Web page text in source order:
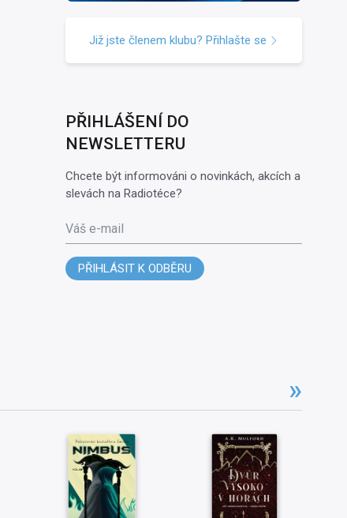
Již jste členem klubu? Přihlašte se
PŘIHLÁŠENÍ DO
NEWSLETTERU
Chcete být informováni o novinkách, akcích a
slevách na Radiotéce?
Váš e-mail
PŘIHLÁSIT K ODBĚRU